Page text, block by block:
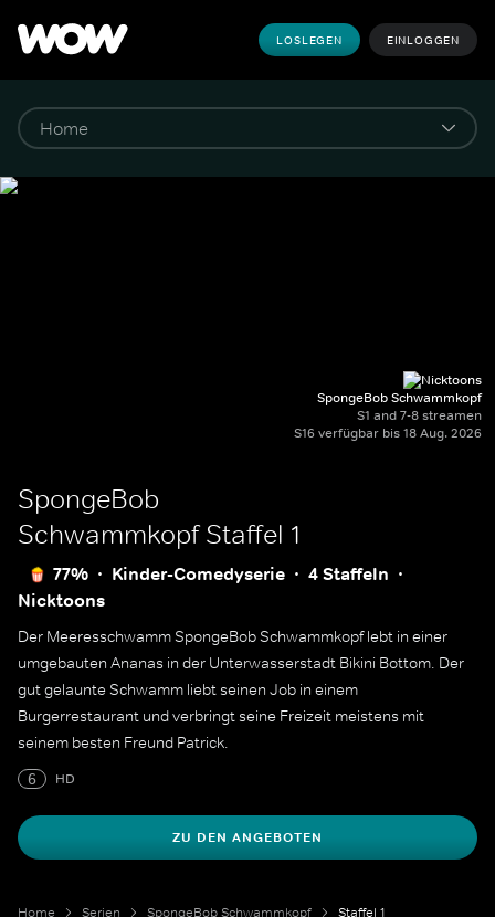
LOSLEGEN EINLOGGEN
SpongeBob Schwammkopf
S1 and 7-8 streamen
S16 verfügbar bis 18 Aug. 2026
SpongeBob
SchwammkopfStaffel 1
77% Kinder-Comedyserie
4 Staffeln
Nicktoons
Der Meeresschwamm SpongeBob Schwammkopf lebt in einer
umgebauten Ananas in der Unterwasserstadt Bikini Bottom. Der
gut gelaunte Schwamm liebt seinen Job in einem
Burgerrestaurant und verbringt seine Freizeit meistens mit
seinem besten Freund Patrick.
6
HD
ZU DEN ANGEBOTEN
Home Serien SpongeBob Schwammkopf Staffel 1